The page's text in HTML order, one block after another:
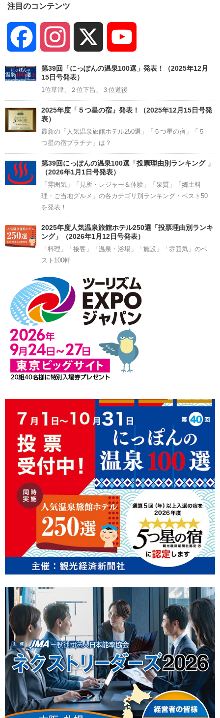
注目のコンテンツ
Facebook Instagram
Channel
第39回「にっぽんの温泉100選」発表！（2025年12月
15日号発表）
1位草津、２位下呂、３位道後
2025年度「５つ星の宿」発表！（2025年12月15日号発
表）
最新の「人気温泉旅館ホテル250選」「５つ星の宿」「５
つ星の宿プラチナ」は？
第39回にっぽんの温泉100選「投票理由別ランキング 」
（2026年1月1日号発表）
「雰囲気」「見所・レジャー＆体験」「泉質」「郷土料
理・ご当地グルメ」の各カテゴリ別ランキング・ベスト50
を発表！
2025年度人気温泉旅館ホテル250選「投票理由別ランキ
ング」（2026年1月12日号発表）
「料理」「接客」「温泉・浴場」「施設」「雰囲気」のベ
スト100軒